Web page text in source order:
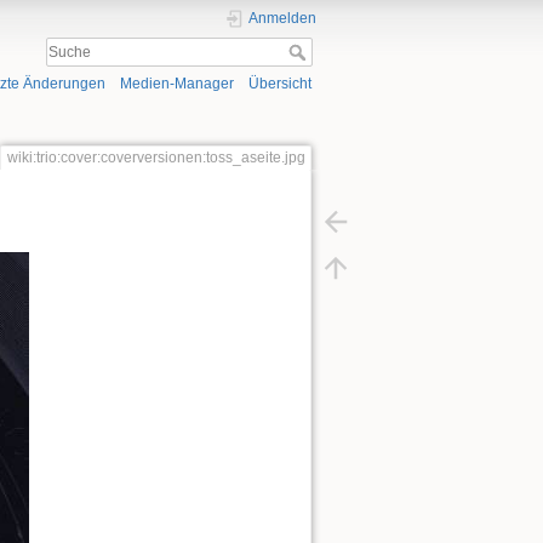
Anmelden
Änderungen Medien-Manager Übersicht
wiki:trio:cover:coverversionen:toss_aseite.jpg